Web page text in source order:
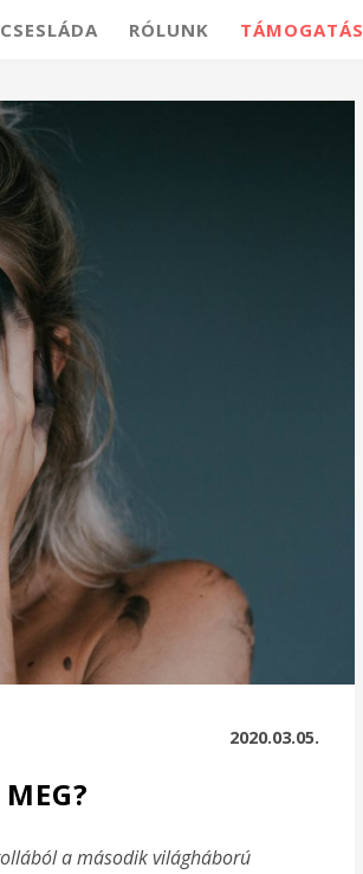
RÓLUNK TÁMOGATÁS
2020.03.05.
a második világháború